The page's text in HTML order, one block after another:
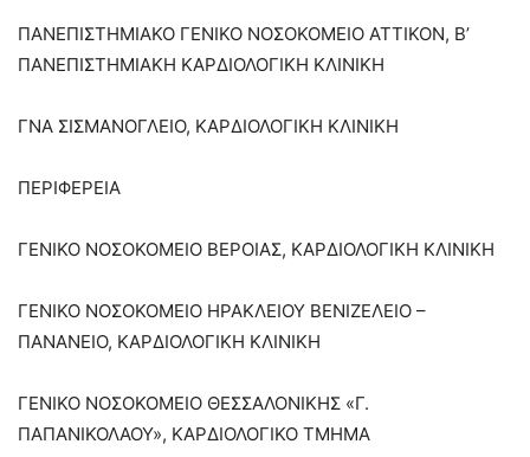
ΠΑΝΕΠΙΣΤΗΜΙΑΚΟ ΓΕΝΙΚΟ ΝΟΣΟΚΟΜΕΙΟ ΑΤΤΙΚΟΝ, Β’
ΠΑΝΕΠΙΣΤΗΜΙΑΚΗ ΚΑΡΔΙΟΛΟΓΙΚΗ ΚΛΙΝΙΚΗ
ΓΝΑ ΣΙΣΜΑΝΟΓΛΕΙΟ, ΚΑΡΔΙΟΛΟΓΙΚΗ ΚΛΙΝΙΚΗ
ΠΕΡΙΦΕΡΕΙΑ
ΓΕΝΙΚΟ ΝΟΣΟΚΟΜΕΙΟ ΒΕΡΟΙΑΣ, ΚΑΡΔΙΟΛΟΓΙΚΗ ΚΛΙΝΙΚΗ
ΓΕΝΙΚΟ ΝΟΣΟΚΟΜΕΙΟ ΗΡΑΚΛΕΙΟΥ ΒΕΝΙΖΕΛΕΙΟ –
ΠΑΝΑΝΕΙΟ, ΚΑΡΔΙΟΛΟΓΙΚΗ ΚΛΙΝΙΚΗ
ΓΕΝΙΚΟ ΝΟΣΟΚΟΜΕΙΟ ΘΕΣΣΑΛΟΝΙΚΗΣ «Γ.
ΠΑΠΑΝΙΚΟΛΑΟΥ», ΚΑΡΔΙΟΛΟΓΙΚΟ ΤΜΗΜΑ